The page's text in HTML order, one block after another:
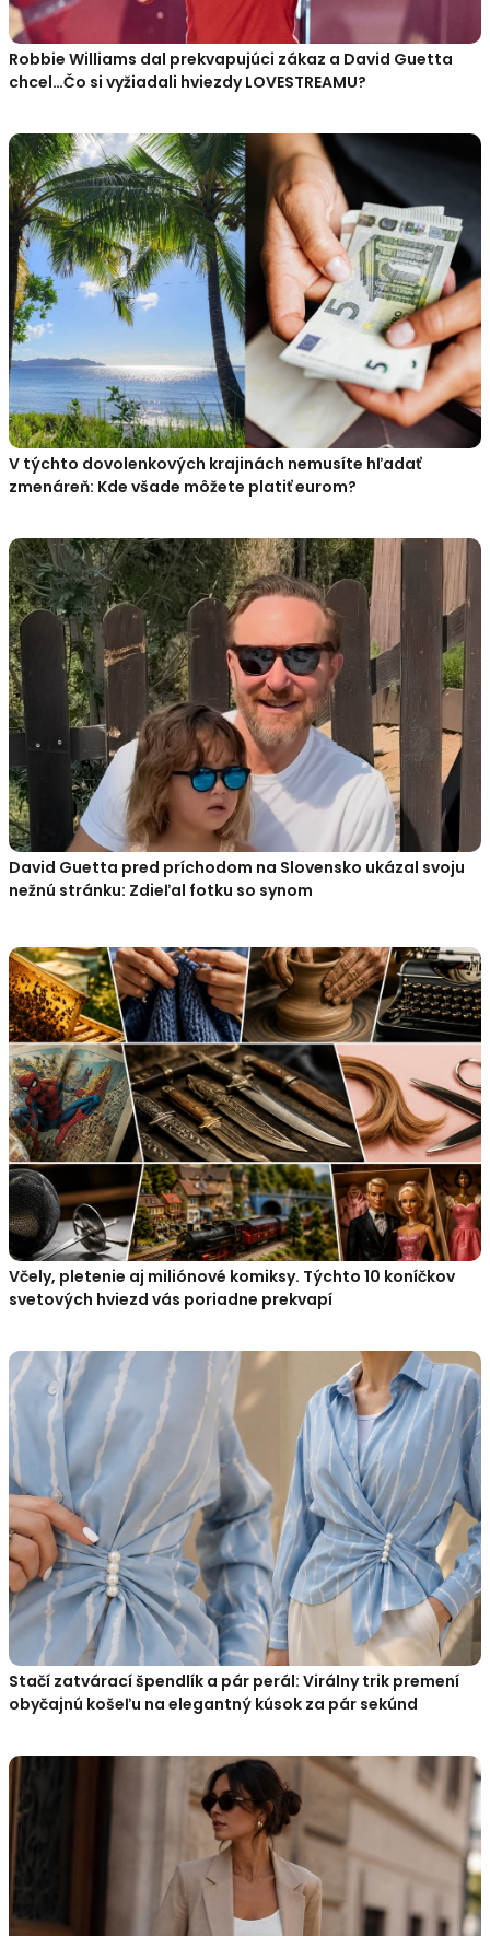
Robbie Williams dal prekvapujúci zákaz a David Guetta
chcel…Čo si vyžiadali hviezdy LOVESTREAMU?
V týchto dovolenkových krajinách nemusíte hľadať
zmenáreň: Kde všade môžete platiť eurom?
David Guetta pred príchodom na Slovensko ukázal svoju
nežnú stránku: Zdieľal fotku so synom
Včely, pletenie aj miliónové komiksy. Týchto 10 koníčkov
svetových hviezd vás poriadne prekvapí
Stačí zatvárací špendlík a pár perál: Virálny trik premení
obyčajnú košeľu na elegantný kúsok za pár sekúnd